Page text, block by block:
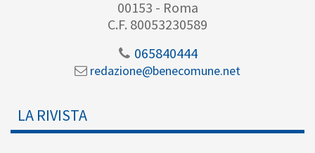
00153 - Roma
C.F. 80053230589
065840444
redazione@benecomune.net
LA RIVISTA